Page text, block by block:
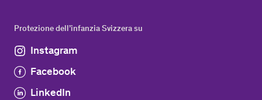
Protezione dell’infanzia Svizzera su
Instagram
Facebook
LinkedIn